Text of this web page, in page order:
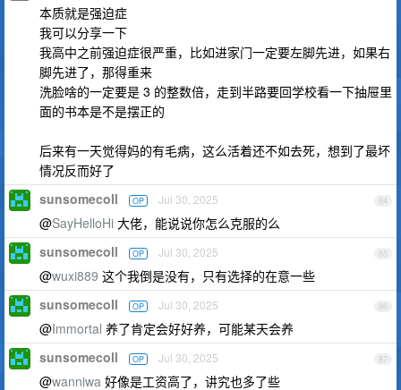
本质就是强迫症
我可以分享一下
我高中之前强迫症很严重，比如进家门一定要左脚先进，如果右
脚先进了，那得重来
洗脸啥的一定要是 3 的整数倍，走到半路要回学校看一下抽屉里
面的书本是不是摆正的
后来有一天觉得妈的有毛病，这么活着还不如去死，想到了最坏
情况反而好了
84
sunsomecoll OP Jul 30, 2025
@SayHelloHi 大佬，能说说你怎么克服的么
85
sunsomecoll OP Jul 30, 2025
@wuxi889 这个我倒是没有，只有选择的在意一些
86
sunsomecoll OP Jul 30, 2025
@Immortal 养了肯定会好好养，可能某天会养
87
sunsomecoll OP Jul 30, 2025
@wanniwa 好像是工资高了，讲究也多了些